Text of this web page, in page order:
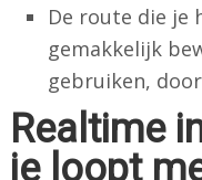
De route die je
gemakkelijk
gebruiken, door
Realtime
je loopt